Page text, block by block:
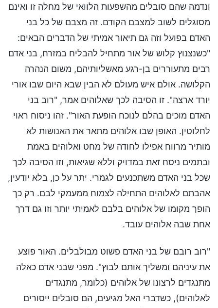
ונדמה שהם סובלים מהשפעות הלוואי של מחלה זו ואינם
מסוגלים לשוב למצבם הקודם. זה מצבם של כל בני
האדם בפועל וזה גם תיאור אמיתי של הדברים הבאים:
"כשנצנוץ קלוש של אור מתחיל להבליח במזרח, בני אדם
רבים מתעוררים בן-רגע מאשליותיהם, משום הנהרה
הקלושה. אולם איש מעולם לא הבין שבא היום שבו אורי
יורד ארצה". זו הסיבה לכך שאלוהים אמר, "רוב בני
האדם מוכים בהלם לנוכח הופעת האור". זהו ניסוח ראוי
לחלוטין. האופן שבו אלוהים מתאר את האנושות לא
מותיר מרווח אפילו לחודה של מחט ואלוהים באמת
ובתמים ניסח זאת במדויק וללא שגיאות, וזו הסיבה לכך
שכל בני האדם משתכנעים לגמרי. יתר על כן, בלא יודעין,
אהבתם לאלוהים התחילה לצמוח ממעמקי לבם. רק כך
הופך מקומו של אלוהים בלבם לאמיתי יותר וזו גם דרך
אחת שבה אלוהים עובד.
"רוב רובם של בני האדם פשוט מבולבלים. האור פוצע
את עיניהם ומשליך אותם לבוץ". מפני שבני אדם כאלה
מתנגדים לרצונו של אלוהים (כלומר, מתנגדים
לאלוהים), כשדברי האל מגיעים, הם סובלים ייסורים